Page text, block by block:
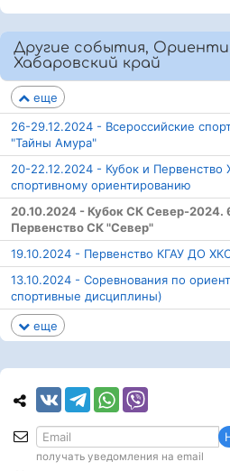
Другие события,
Хабаровский край
еще
26-29.12.2024 - Всероссийские
"Тайны Амура"
20-22.12.2024 - Кубок и Первенство
спортивному ориентированию
20.10.2024 - Кубок СК Север-2024.
Первенство СК "Север"
19.10.2024 - Первенство КГАУ ДО
13.10.2024 - Соревнования по
спортивные дисциплины)
еще
получать уведомления на email